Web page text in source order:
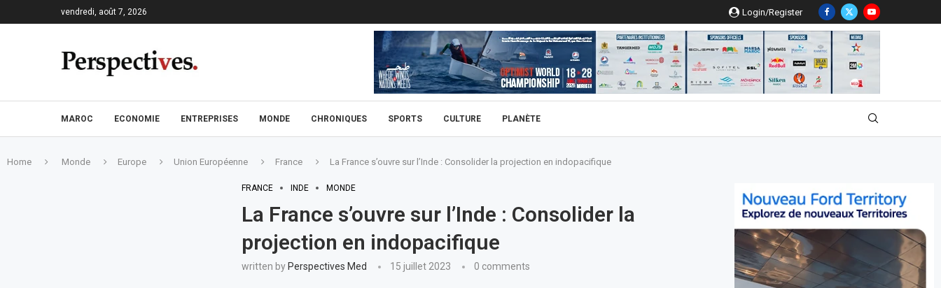
vendredi, août 7, 2026 Login/Register
MAROC ECONOMIE ENTREPRISES MONDE CHRONIQUES SPORTS CULTURE PLANÈTE
Home Monde Europe Union Européenne France La France s’ouvre sur l’Inde : Consolider la projection en indopacifique
FRANCE INDE MONDE
La France s’ouvre sur l’Inde : Consolider la
projection en indopacifique
written by Perspectives Med 15 juillet 2023 0 comments